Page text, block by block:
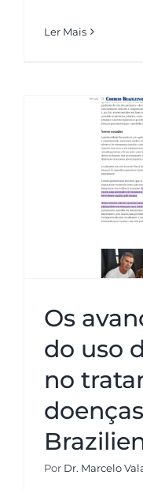
Ler Mais
Os
doenças
Os
do uso
no
Por Dr. Marcelo